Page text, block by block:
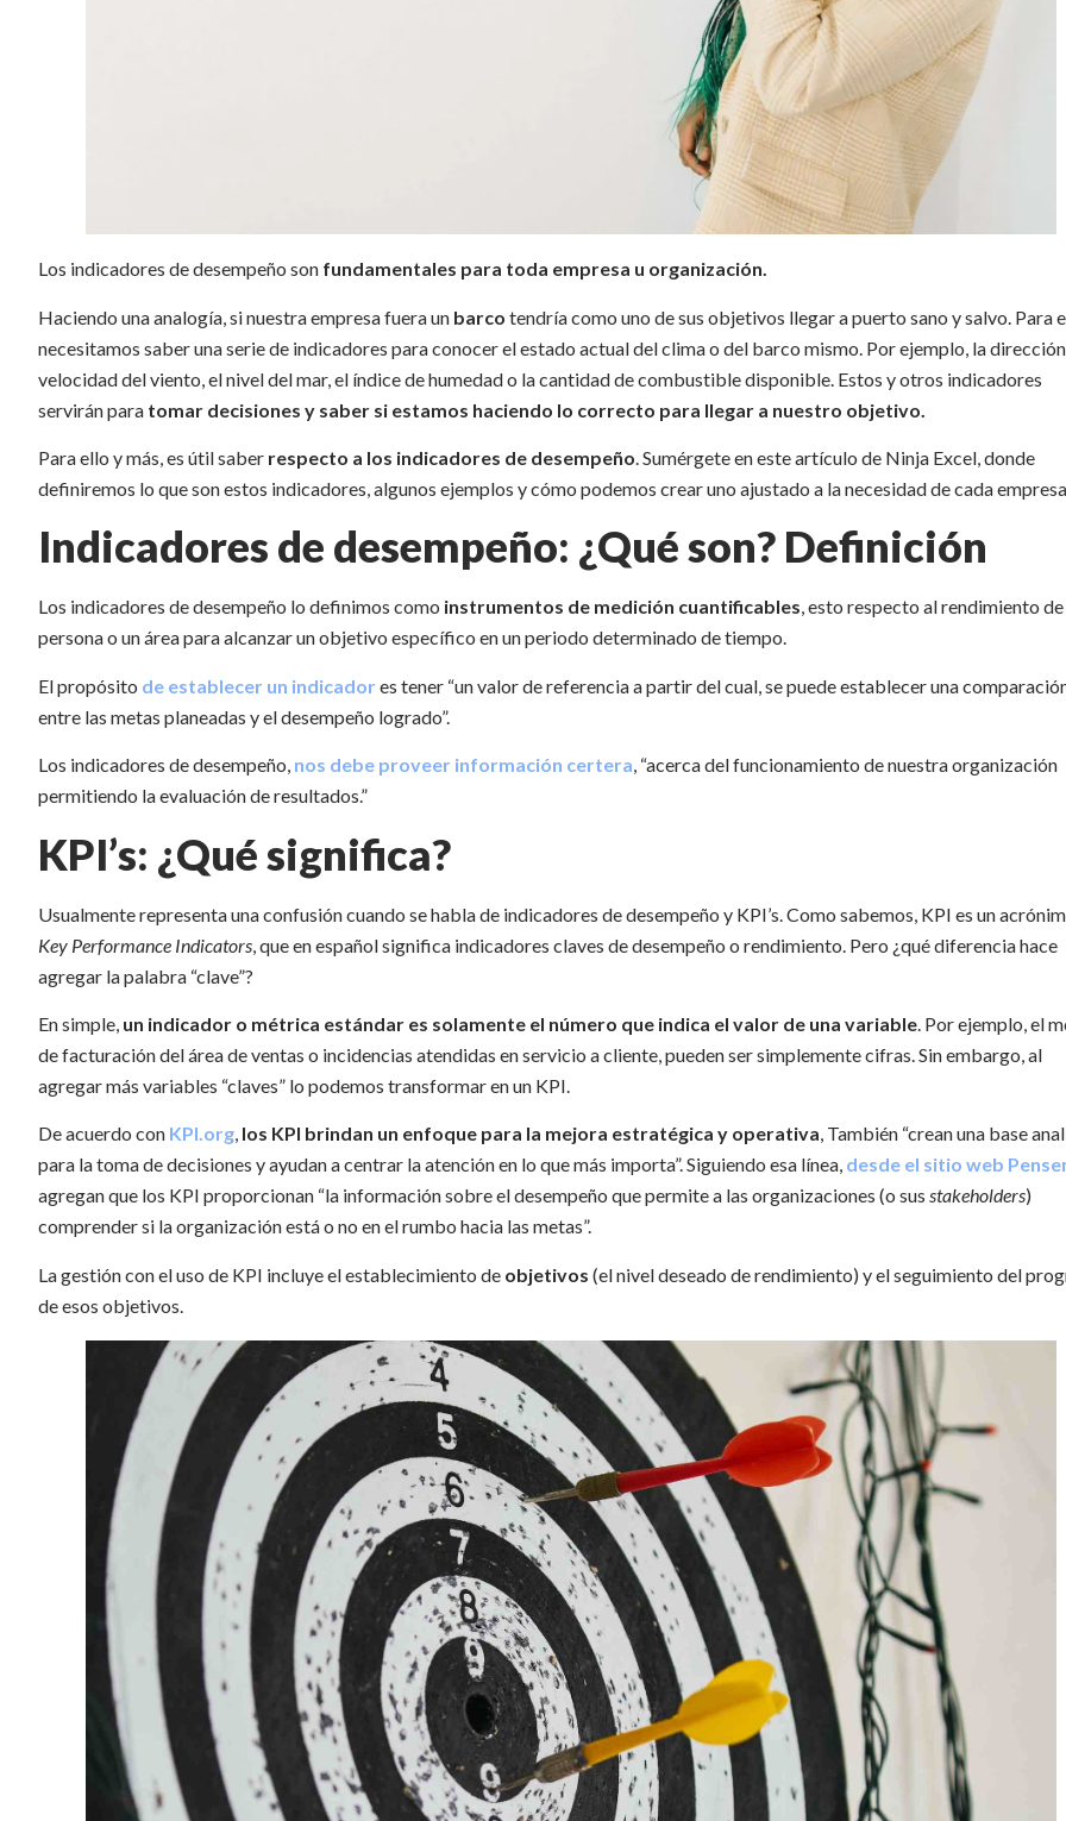
Los indicadores de desempeño son fundamentales para toda empresa u organización.
Haciendo una analogía, si nuestra empresa fuera un barco tendría como uno de sus objetivos llegar a puerto sano y salvo. Para
necesitamos saber una serie de indicadores para conocer el estado actual del clima o del barco mismo. Por ejemplo, la
velocidad del viento, el nivel del mar, el índice de humedad o la cantidad de combustible disponible. Estos y otros indicadores
servirán para tomar decisiones y saber si estamos haciendo lo correcto para llegar a nuestro objetivo.
Para ello y más, es útil saber respecto a los indicadores de desempeño. Sumérgete en este artículo de Ninja Excel, donde
definiremos lo que son estos indicadores, algunos ejemplos y cómo podemos crear uno ajustado a la necesidad de cada
Indicadores de desempeño: ¿Qué son? Definición
Los indicadores de desempeño lo definimos como instrumentos de medición cuantificables, esto respecto al rendimiento de
persona o un área para alcanzar un objetivo específico en un periodo determinado de tiempo.
El propósito de establecer un indicador es tener “un valor de referencia a partir del cual, se puede establecer una
entre las metas planeadas y el desempeño logrado”.
Los indicadores de desempeño, nos debe proveer información certera, “acerca del funcionamiento de nuestra organización
permitiendo la evaluación de resultados.”
KPI’s: ¿Qué significa?
Usualmente representa una confusión cuando se habla de indicadores de desempeño y KPI’s. Como sabemos, KPI es un
Key Performance Indicators , que en español significa indicadores claves de desempeño o rendimiento. Pero ¿qué diferencia hace
agregar la palabra “clave”?
En simple, un indicador o métrica estándar es solamente el número que indica el valor de una variable. Por ejemplo, el
de facturación del área de ventas o incidencias atendidas en servicio a cliente, pueden ser simplemente cifras. Sin embargo, al
agregar más variables “claves” lo podemos transformar en un KPI.
De acuerdo con KPI.org, los KPI brindan un enfoque para la mejora estratégica y operativa, También “crean una base
para la toma de decisiones y ayudan a centrar la atención en lo que más importa”. Siguiendo esa línea, desde el sitio web
agregan que los KPI proporcionan “la información sobre el desempeño que permite a las organizaciones (o sus stakeholders)
comprender si la organización está o no en el rumbo hacia las metas”.
La gestión con el uso de KPI incluye el establecimiento de objetivos (el nivel deseado de rendimiento) y el seguimiento del
de esos objetivos.